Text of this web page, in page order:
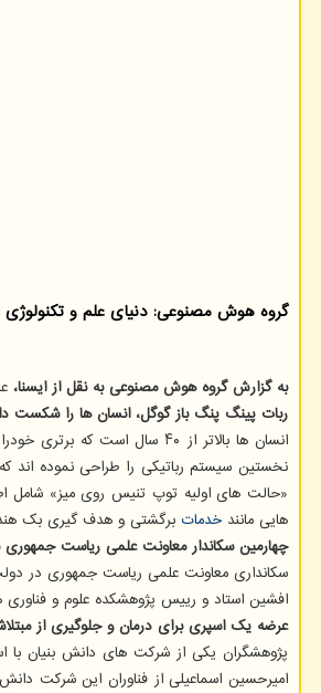
گروه هوش مصنوعی: دنیای علم و تکنولوژی امروز شنبه 20 مرداد شاهد رخدادهای جالبی بود که این خبر به
به گزارش گروه هوش مصنوعی به نقل از ایسنا،
ربات پینگ پنگ باز گوگل، انسان ها را شکست
انسان ها بالاتر از ۴۰
نخستین سیستم رباتیکی را طراحی نموده اند
«حالت های اولیه توپ تنیس روی میز» شامل
هایی مانند خدمات برگشتی و هدف گیری بک هند
چهارمین سکاندار معاونت علمی ریاست جمهوری
سکانداری معاونت علمی ریاست جمهوری در
افشین استاد و رییس پژوهشکده علوم و
عرضه یک اسپری برای درمان و جلوگیری از
پژوهشگران یکی از شرکت های دانش بنیان با
امیرحسین اسماعیلی از فناوران این شرکت